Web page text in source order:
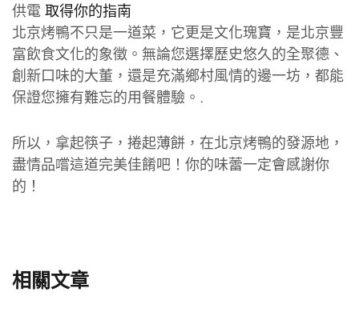
供電取得你的指南
北京烤鴨不只是一道菜，它更是文化瑰寶，是北京豐
富飲食文化的象徵。無論您選擇歷史悠久的全聚德、
創新口味的大董，還是充滿鄉村風情的邊一坊，都能
保證您擁有難忘的用餐體驗。.
所以，拿起筷子，捲起薄餅，在北京烤鴨的發源地，
盡情品嚐這道完美佳餚吧！你的味蕾一定會感謝你
的！
相關文章